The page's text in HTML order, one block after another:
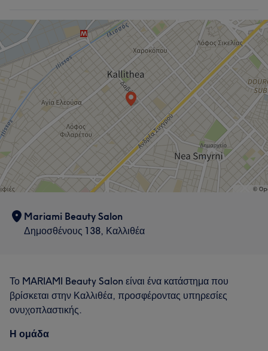
Mariami Beauty Salon
Δημοσθένους 138, Καλλιθέα
Το MARIAMI Beauty Salon είναι ένα κατάστημα που
βρίσκεται στην Καλλιθέα, προσφέροντας υπηρεσίες
ονυχοπλαστικής.
Η ομάδα